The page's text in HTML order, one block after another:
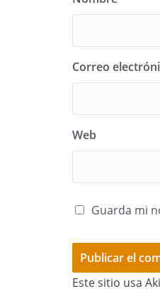
Correo
Web
Guarda mi
Este sitio usa